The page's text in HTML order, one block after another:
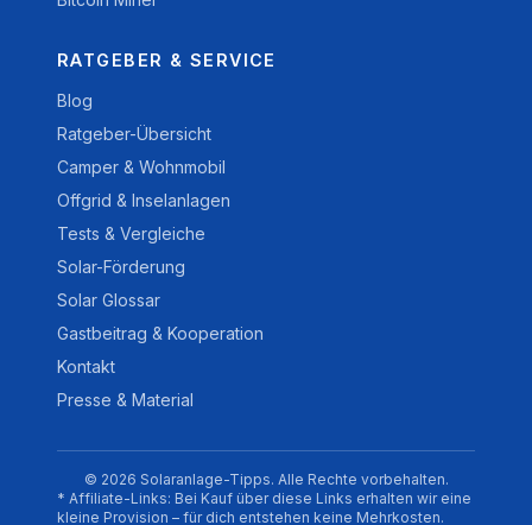
RATGEBER & SERVICE
Blog
Ratgeber-Übersicht
Camper & Wohnmobil
Offgrid & Inselanlagen
Tests & Vergleiche
Solar-Förderung
Solar Glossar
Gastbeitrag & Kooperation
Kontakt
Presse & Material
© 2026 Solaranlage-Tipps. Alle Rechte vorbehalten.
* Affiliate-Links: Bei Kauf über diese Links erhalten wir eine
kleine Provision – für dich entstehen keine Mehrkosten.